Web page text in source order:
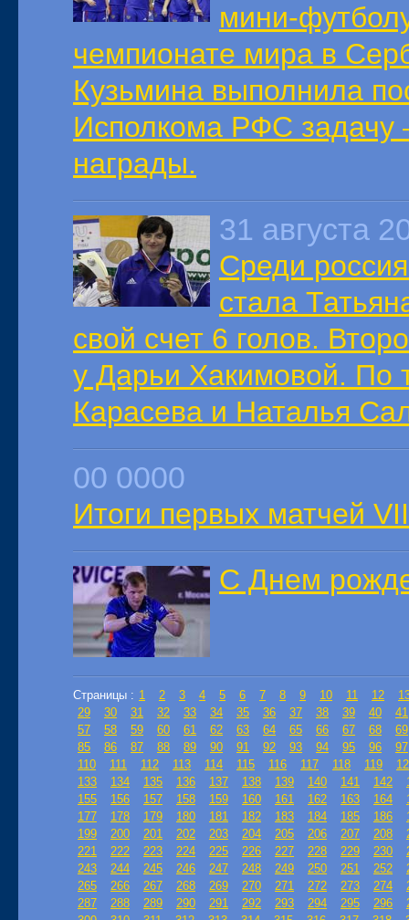
мини-
чемпионате мира в
Кузьмина выполнила
Исполкома РФС задачу
награды.
31 августа
Среди
стала
свой счет 6 голов.
у Дарьи Хакимовой. По
Карасева и Наталья
00 0000
Итоги первых матчей
С Днем
Страницы : 1 2 3 4 5 6 7 8 9 10 11 12
29
30 31 32 33 34 35 36 37 38 39 40
41
57
58 59 60 61 62 63 64 65 66 67 68
69
85
86 87 88 89 90 91 92 93 94 95 96
97
110
111 112 113 114 115 116 117 118 119
133
134 135 136 137 138 139 140 141 142
155
156 157 158 159 160 161 162 163 164
177
178 179 180 181 182 183 184 185 186
199
200 201 202 203 204 205 206 207 208
221
222 223 224 225 226 227 228 229 230
243
244 245 246 247 248 249 250 251 252
265
266 267 268 269 270 271 272 273 274
287
288 289 290 291 292 293 294 295 296